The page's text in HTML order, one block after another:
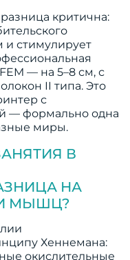
критична:
и стимулирует
— на 5–8 см, с
II типа. Это
с
— формально одна
миры.
В
НА
МЫШЦ?
Хеннемана:
окислительные